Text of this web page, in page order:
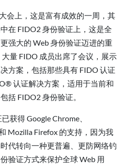
会上，这是富有成效的一周，其
在 FIDO2 身份验证上，这是全
强大的 Web 身份验证迈进的重
量 FIDO 成员出席了会议，展示
方案，包括那些具有 FIDO 认证
认证解决方案，适用于当前和
括 FIDO2 身份验证。
获得 Google Chrome、
Mozilla Firefox 的支持，因为我
代转向一种更普遍、更防网络钓
验证方式来保护全球 Web 用